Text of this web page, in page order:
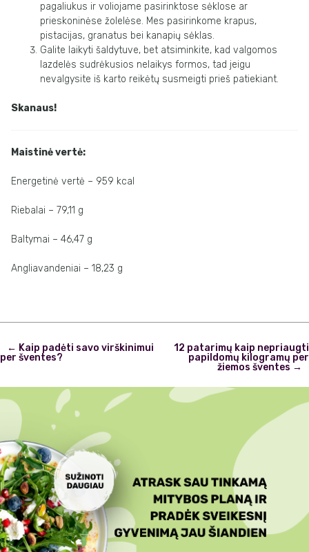
pagaliukus ir voliojame pasirinktose sėklose ar
prieskoninėse žolelėse. Mes pasirinkome krapus,
pistacijas, granatus bei kanapių sėklas.
Galite laikyti šaldytuve, bet atsiminkite, kad valgomos
lazdelės sudrėkusios nelaikys formos, tad jeigu
nevalgysite iš karto reikėtų susmeigti prieš patiekiant.
Skanaus!
Maistinė vertė:
Energetinė vertė – 959 kcal
Riebalai – 79,11 g
Baltymai – 46,47 g
Angliavandeniai – 18,23 g
Post
navigation
12 patarimų kaip nepriaugti
papildomų kilogramų per
žiemos šventes →
← Kaip padėti savo virškinimui
per šventes?